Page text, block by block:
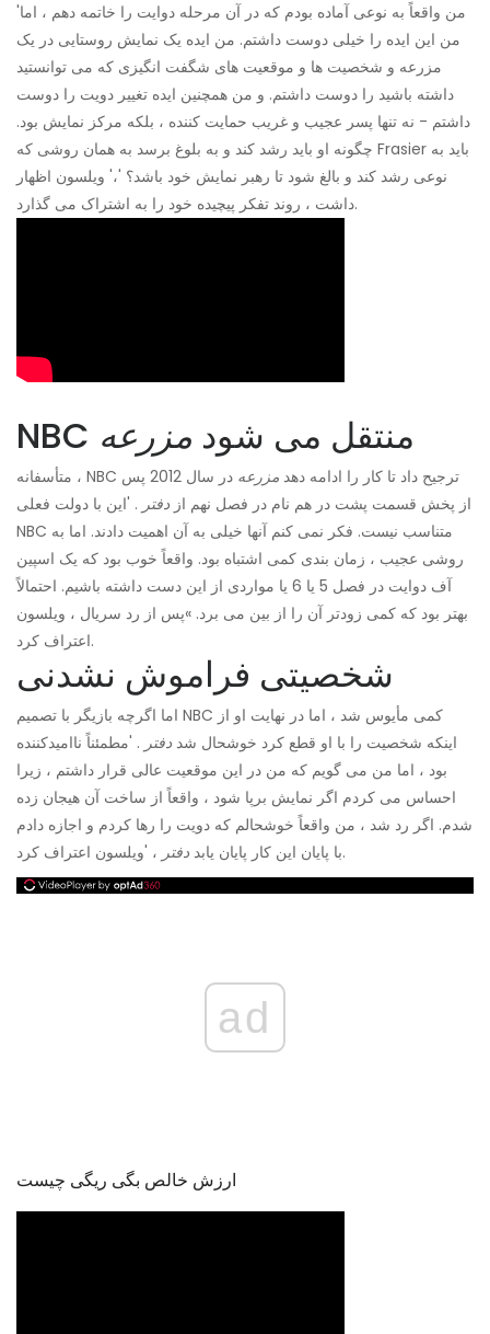
'من واقعاً به نوعی آماده بودم که در آن مرحله دوایت را خاتمه دهم ، اما
من این ایده را خیلی دوست داشتم. من ایده یک نمایش روستایی در یک
مزرعه و شخصیت ها و موقعیت های شگفت انگیزی که می توانستید
داشته باشید را دوست داشتم. و من همچنین ایده تغییر دویت را دوست
داشتم - نه تنها پسر عجیب و غریب حمایت کننده ، بلکه مرکز نمایش بود.
چگونه او باید رشد کند و به بلوغ برسد به همان روشی که Frasier باید به
نوعی رشد کند و بالغ شود تا رهبر نمایش خود باشد؟ '،' ویلسون اظهار
داشت ، روند تفکر پیچیده خود را به اشتراک می گذارد.
NBC منتقل می شود مزرعه
متأسفانه ، NBC ترجیح داد تا کار را ادامه دهد مزرعه
در سال 2012 پس
از پخش قسمت پشت در هم نام در فصل نهم از دفتر . 'این با دولت فعلی
NBC متناسب نیست. فکر نمی کنم آنها خیلی به آن اهمیت دادند. اما به
روشی عجیب ، زمان بندی کمی اشتباه بود. واقعاً خوب بود که یک اسپین
آف دوایت در فصل 5 یا 6 یا مواردی از این دست داشته باشیم. احتمالاً
بهتر بود که کمی زودتر آن را از بین می برد. »پس از رد سریال ، ویلسون
اعتراف کرد.
شخصیتی فراموش نشدنی
اما اگرچه بازیگر با تصمیم NBC کمی مأیوس شد ، اما در نهایت او از
اینکه شخصیت را با او قطع کرد خوشحال شد دفتر . 'مطمئناً ناامیدکننده
بود ، اما من می گویم که من در این موقعیت عالی قرار داشتم ، زیرا
احساس می کردم اگر نمایش برپا شود ، واقعاً از ساخت آن هیجان زده
شدم. اگر رد شد ، من واقعاً خوشحالم که دویت را رها کردم و اجازه دادم
با پایان این کار پایان یابد دفتر ، 'ویلسون اعتراف کرد.
ad
ارزش خالص بگی ریگی چیست